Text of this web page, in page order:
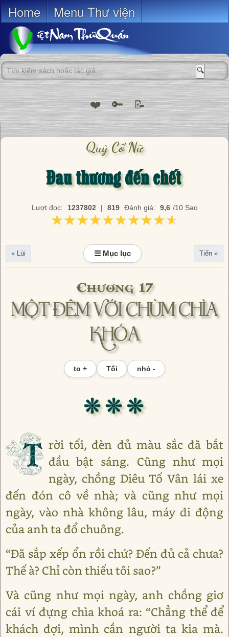
Home Menu Thư viện
🔍
❤️ 🔑 📝
Quỷ Cổ Nữ
Đau thương đến chết
Lượt đọc: 1237802 | 819 Đánh giá: 9,6 /10 Sao
★★★★★★★★★★
★★★★★★★★★★
« Lùi ☰ Mục lục Tiến »
Chương 17
MỘT ĐÊM VỚI CHÙM CHÌA
KHÓA
to + Tối nhỏ -
❊ ❊ ❊
T rời tối, đèn đủ màu sắc đã bắt
đầu bật sáng. Cũng như mọi
ngày, chồng Diêu Tố Vân lái xe
đến đón cô về nhà; và cũng như mọi
ngày, vào nhà không lâu, máy di động
của anh ta đổ chuông.
“Đã sắp xếp ổn rồi chứ? Đến đủ cả chưa?
Thế à? Chỉ còn thiếu tôi sao?”
Và cũng như mọi ngày, anh chồng giơ
cái ví đựng chìa khoá ra: “Chẳng thể để
khách đợi, mình cần người ta kia mà.